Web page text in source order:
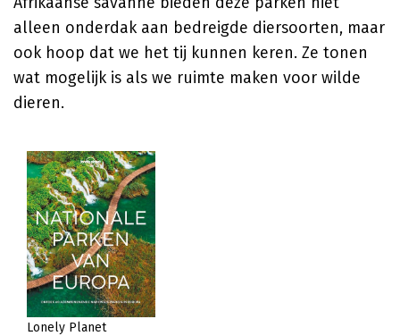
alleen onderdak aan bedreigde diersoorten, maar
ook hoop dat we het tij kunnen keren. Ze tonen
wat mogelijk is als we ruimte maken voor wilde
dieren.
Lonely Planet